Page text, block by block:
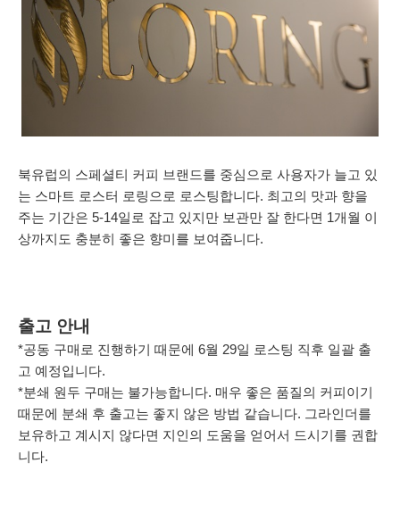
북유럽의 스페셜티 커피 브랜드를 중심으로 사용자가 늘고 있
는 스마트 로스터 로링으로 로스팅합니다. 최고의 맛과 향을
주는 기간은 5-14일로 잡고 있지만 보관만 잘 한다면 1개월 이
상까지도 충분히 좋은 향미를 보여줍니다.
출고 안내
*공동 구매로 진행하기 때문에 6월 29일 로스팅 직후 일괄 출
고 예정입니다.
*분쇄 원두 구매는 불가능합니다. 매우 좋은 품질의 커피이기
때문에 분쇄 후 출고는 좋지 않은 방법 같습니다. 그라인더를
보유하고 계시지 않다면 지인의 도움을 얻어서 드시기를 권합
니다.